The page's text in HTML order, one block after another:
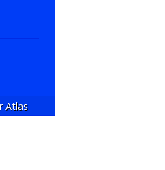
Atlas